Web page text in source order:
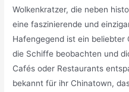
Wolkenkratzer, die neben
eine faszinierende und
Hafengegend ist ein beliebter
die Schiffe beobachten und
Cafés oder Restaurants
bekannt für ihr Chinatown,